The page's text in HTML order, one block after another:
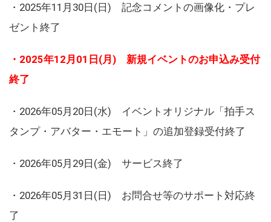
・2025年11月30日(日) 記念コメントの画像化・プレ
ゼント終了
・2025年12月01日(月) 新規イベントのお申込み受付
終了
・2026年05月20日(水) イベントオリジナル「拍手ス
タンプ・アバター・エモート」の追加登録受付終了
・2026年05月29日(金) サービス終了
・2026年05月31日(日) お問合せ等のサポート対応終
了